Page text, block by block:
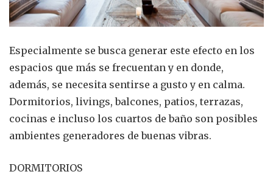
Especialmente se busca generar este efecto en los
espacios que más se frecuentan y en donde,
además, se necesita sentirse a gusto y en calma.
Dormitorios, livings, balcones, patios, terrazas,
cocinas e incluso los cuartos de baño son posibles
ambientes generadores de buenas vibras.
DORMITORIOS